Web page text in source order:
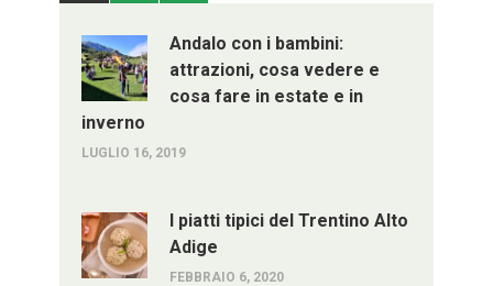
Andalo con i bambini:
attrazioni, cosa vedere e
cosa fare in estate e in
inverno
LUGLIO 16, 2019
I piatti tipici del Trentino Alto
Adige
FEBBRAIO 6, 2020